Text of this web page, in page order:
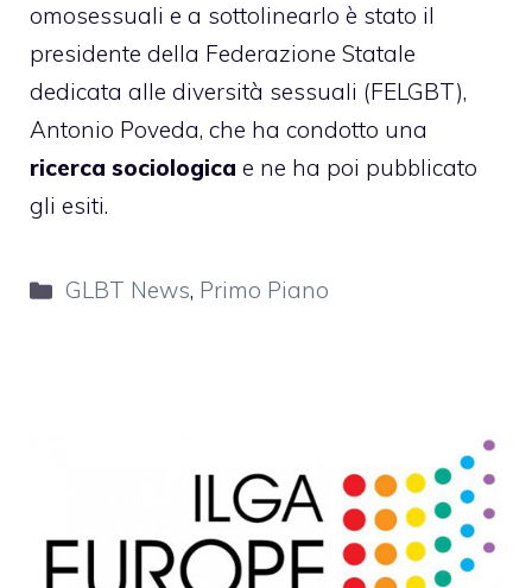
omosessuali e a sottolinearlo è stato il
presidente della Federazione Statale
dedicata alle diversità sessuali (FELGBT),
Antonio Poveda, che ha condotto una
ricerca sociologica e ne ha poi pubblicato
gli esiti.
Categorie
GLBT News, Primo Piano